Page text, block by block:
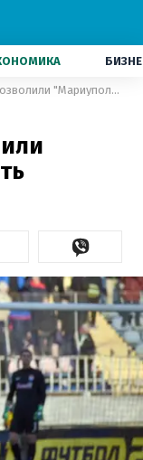
Два пенальти позволили "Мариуполю" победить "Олимпик": видео